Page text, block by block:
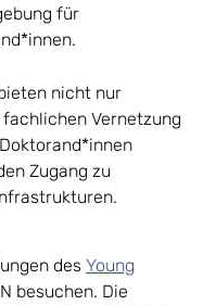
für
nicht nur
Vernetzung
Zugang zu
des Young
besuchen. Die